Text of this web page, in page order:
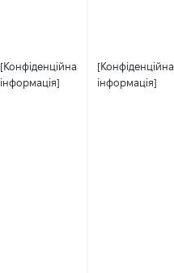
[Конфіденційна
інформація]
[Конфіденційна
інформація]